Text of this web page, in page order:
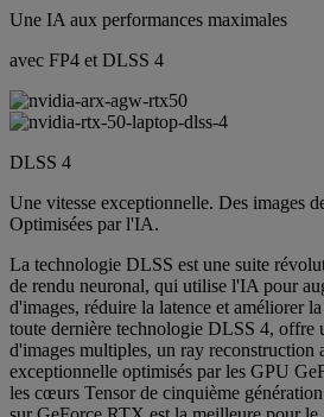
Une IA aux performances maximales
avec FP4 et DLSS 4
DLSS 4
Une vitesse exceptionnelle. Des images
Optimisées par l'IA.
La technologie DLSS est une suite
de rendu neuronal, qui utilise l'IA pour
d'images, réduire la latence et améliorer
toute dernière technologie DLSS 4, offre
d'images multiples, un ray reconstruction
exceptionnelle optimisés par les GPU
les cœurs Tensor de cinquième